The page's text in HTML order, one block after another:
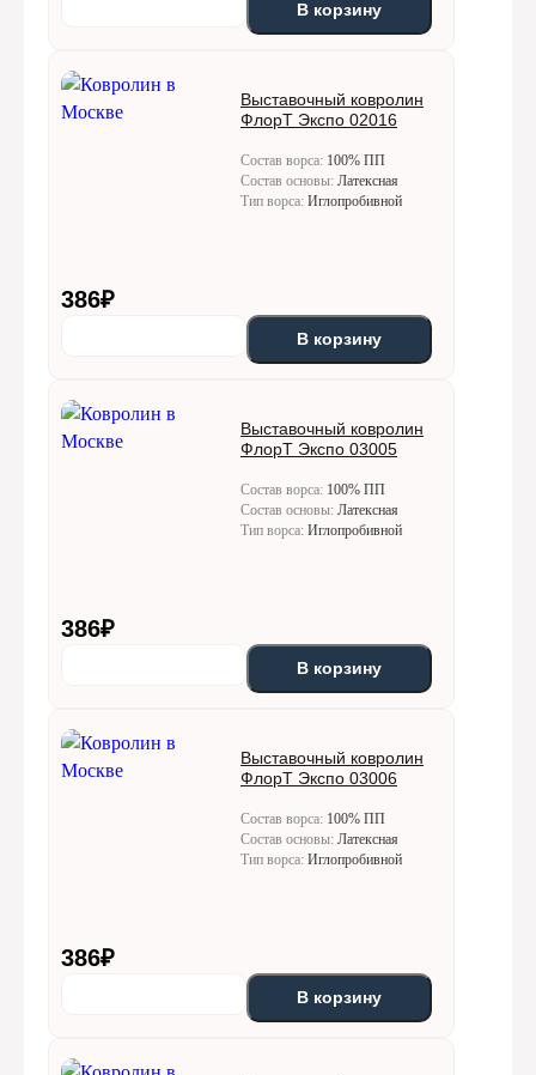
Подъём без лифта:
Горизонтальное перемещение по этажам
бесплатно не более чем на 20 метров, далее 20 метров = 1
от 5 м — рассчитывается индивидуально
В корзину
Выставочный ковролин
ФлорТ Экспо 02016
Состав ворса: 100% ПП
Состав основы: Латексная
Тип ворса: Иглопробивной
386₽
В корзину
Выставочный ковролин
ФлорТ Экспо 03005
Состав ворса: 100% ПП
Состав основы: Латексная
Тип ворса: Иглопробивной
386₽
В корзину
Выставочный ковролин
ФлорТ Экспо 03006
Состав ворса: 100% ПП
Состав основы: Латексная
Тип ворса: Иглопробивной
386₽
В корзину